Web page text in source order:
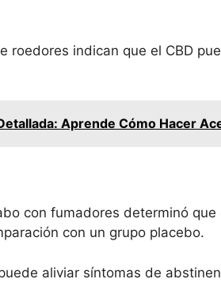
roedores indican que el CBD
Aprende Cómo Hacer
con fumadores determinó
con un grupo placebo.
aliviar síntomas de